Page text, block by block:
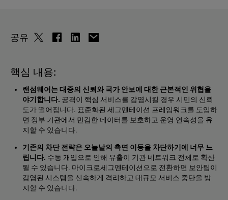
공유
핵심 내용:
랜섬웨어는 대중의 신뢰와 국가 안보에 대한 근본적인 위협을
야기합니다. 공격이 핵심 서비스를 감염시킬 경우 시민의 신뢰
도가 떨어집니다. 표준화된 세그멘테이션 프레임워크를 도입하
면 정부 기관에서 민감한 데이터를 보호하고 운영 연속성을 유
지할 수 있습니다.
기존의 차단 전략은 오늘날의 측면 이동을 차단하기에 너무 느
립니다. 수동 개입으로 인해 유출이 기관 네트워크 전체로 확산
될 수 있습니다. 마이크로세그멘테이션으로 전환하면 보안팀이
감염된 시스템을 신속하게 격리하고 대규모 서비스 중단을 방
지할 수 있습니다.